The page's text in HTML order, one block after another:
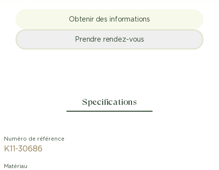
Obtenir des informations
Prendre rendez-vous
Specifications
Numéro de référence
K11-30686
Matériau